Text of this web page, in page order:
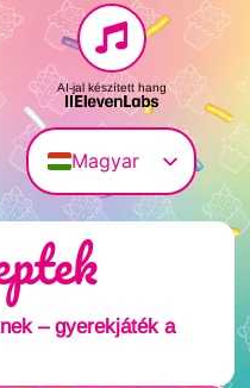
AI-jal készített hang
Magyar
Deutsch
Français
Polski
– gyerekjáték a